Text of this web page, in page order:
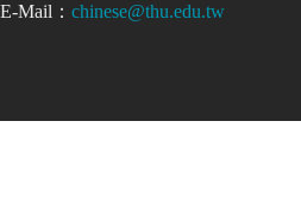
E-Mail： chinese@thu.edu.tw